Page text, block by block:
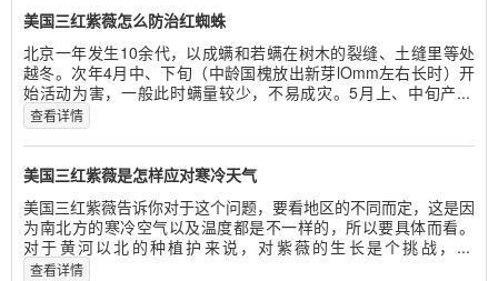
美国三红紫薇怎么防治红蜘蛛
北京一年发生10余代，以成螨和若螨在树木的裂缝、土缝里等处
越冬。次年4月中、下旬（中龄国槐放出新芽lOmm左右长时）开
始活动为害，一般此时螨量较少，不易成灾。5月上、中旬产...
查看详情
美国三红紫薇是怎样应对寒冷天气
美国三红紫薇告诉你对于这个问题，要看地区的不同而定，这是因
为南北方的寒冷空气以及温度都是不一样的，所以要具体而看。
对于黄河以北的种植护来说，对紫薇的生长是个挑战，...
查看详情